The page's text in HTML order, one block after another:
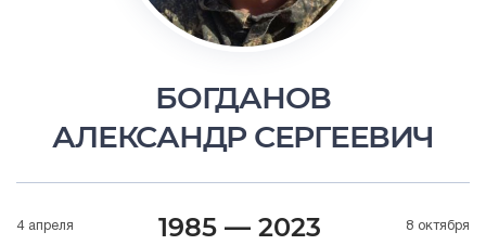
БОГДАНОВ
АЛЕКСАНДР СЕРГЕЕВИЧ
4 апреля 1985 — 2023 8 октября